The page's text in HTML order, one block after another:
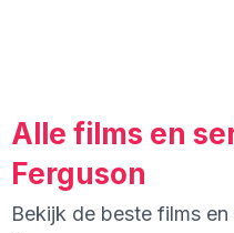
Alle films en
Ferguson
Bekijk de beste films